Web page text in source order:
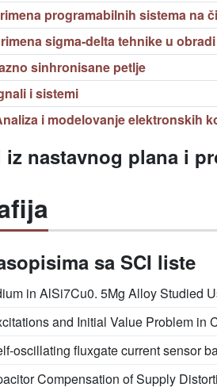
programabilnih sistema na
sigma-delta tehnike u
sinhronisane petlje
i sistemi
i modelovanje elektronskih
iz nastavnog plana i
sa SCI liste
in AlSi7Cu0. 5Mg Alloy Studied
and Initial Value Problem in
oscillating fluxgate current sensor
Compensation of Supply